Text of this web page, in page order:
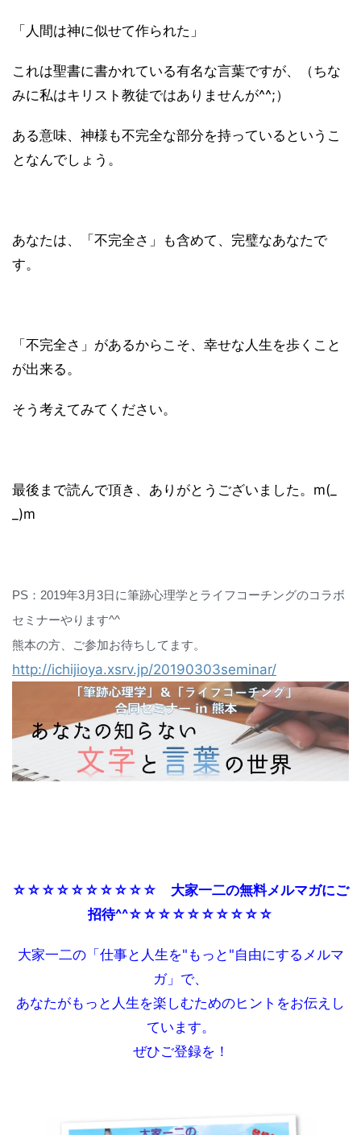
「人間は神に似せて作られた」
これは聖書に書かれている有名な言葉ですが、（ちな
みに私はキリスト教徒ではありませんが^^;）
ある意味、神様も不完全な部分を持っているというこ
となんでしょう。
あなたは、「不完全さ」も含めて、完璧なあなたで
す。
「不完全さ」があるからこそ、幸せな人生を歩くこと
が出来る。
そう考えてみてください。
最後まで読んで頂き、ありがとうございました。m(_
_)m
PS：2019年3月3日に筆跡心理学とライフコーチングのコラボ
セミナーやります^^
熊本の方、ご参加お待ちしてます。
http://ichijioya.xsrv.jp/20190303seminar/
☆☆☆☆☆☆☆☆☆☆ 大家一二の無料メルマガにご
招待^^☆☆☆☆☆☆☆☆☆☆
大家一二の「仕事と人生を"もっと"自由にするメルマ
ガ」で、
あなたがもっと人生を楽しむためのヒントをお伝えし
ています。
ぜひご登録を！